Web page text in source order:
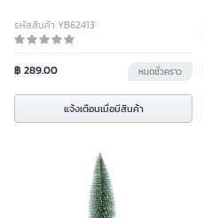
รหัสสินค้า YB62413
฿ 289.00 หมดชั่วคราว
แจ้งเตือนเมื่อมีสินค้า